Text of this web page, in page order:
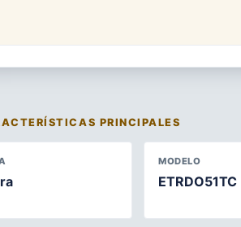
PRINCIPALES
MODELO
ETRDO51TC